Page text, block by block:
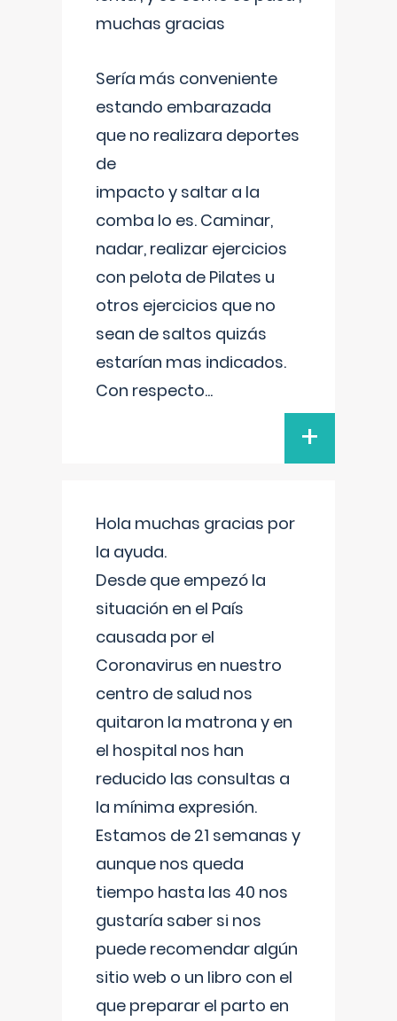
muchas gracias
Sería más conveniente
estando embarazada
que no realizara deportes
de
impacto y saltar a la
comba lo es. Caminar,
nadar, realizar ejercicios
con pelota de Pilates u
otros ejercicios que no
sean de saltos quizás
estarían mas indicados.
Con respecto...
+
Hola muchas gracias por
la ayuda.
Desde que empezó la
situación en el País
causada por el
Coronavirus en nuestro
centro de salud nos
quitaron la matrona y en
el hospital nos han
reducido las consultas a
la mínima expresión.
Estamos de 21 semanas y
aunque nos queda
tiempo hasta las 40 nos
gustaría saber si nos
puede recomendar algún
sitio web o un libro con el
que preparar el parto en